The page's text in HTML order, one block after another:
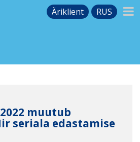
Äriklient RUS
muutub
seriala edastamise